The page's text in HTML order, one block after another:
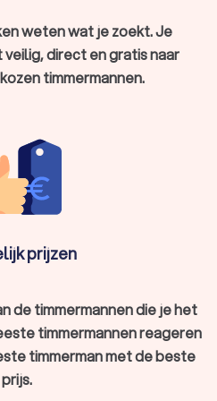
timmerman
materialen en zorgt voor een
ervaren timmerman uit Delfzijl
en professionaliteit.
uit Delfzijl bieden garantie
uit Delfzijl?
weten wat je zoekt. Je
direct en gratis naar
timmermannen.
prijzen
de timmermannen die je het
timmermannen reageren
timmerman met de beste
prijs.